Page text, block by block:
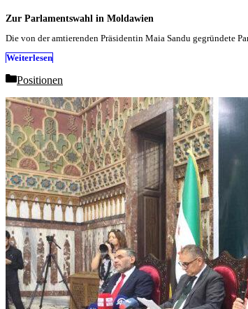
Zur Parlamentswahl in Moldawien
Die von der amtierenden Präsidentin Maia Sandu gegründete
Weiterlesen
Categories
Positionen